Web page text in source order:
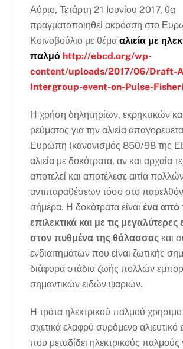
Αύριο, Τετάρτη 21 Ιουνίου 2017, θα
πραγματοποιηθεί ακρόαση στο
Κοινοβούλιο με θέμααλιεία με
παλμό http://ebcd.org/wp-
content/uploads/2017/06/Draft-
Intergroup-event-on-Pulse-
Η χρήση δηλητηρίων, εκρηκτικών
ρεύματος για την αλιεία
Ευρώπη (κανονισμός 850/98 της
αλιεία με δοκότρατα, αν και αρχαία
αποτελεί και αποτέλεσε αιτία
αντιπαραθέσεων τόσο στο
σήμερα. Η δοκότρατα είναι ένα από
επιλεκτικά και με τις
στον πυθμένα της θάλασσαςκαι
ενδιαιτημάτων που είναι ζωτικής
διάφορα στάδια ζωής πολλών
σημαντικών ειδών ψαριών.
Η τράτα ηλεκτρικού παλμού
σχετικά ελαφρύ συρόμενο αλιευτικό
που μεταδίδει ηλεκτρικούς παλμούς